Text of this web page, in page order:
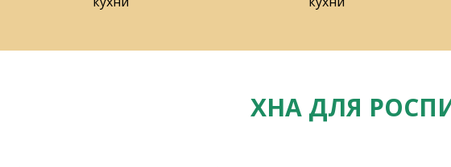
ХНА ДЛЯ